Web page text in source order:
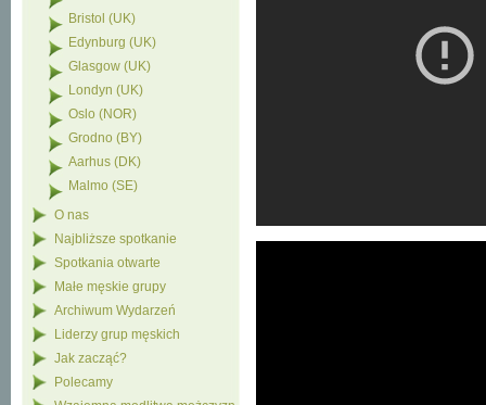
Bristol (UK)
Edynburg (UK)
Glasgow (UK)
Londyn (UK)
Oslo (NOR)
Grodno (BY)
Aarhus (DK)
Malmo (SE)
O nas
Najbliższe spotkanie
Spotkania otwarte
Małe męskie grupy
Archiwum Wydarzeń
Liderzy grup męskich
Jak zacząć?
Polecamy